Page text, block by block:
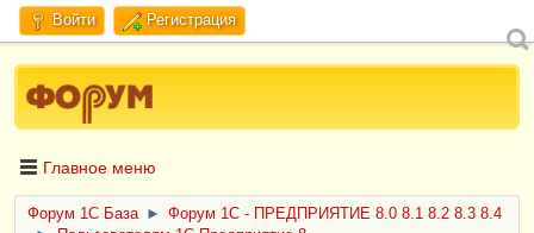
Войти Регистрация
Главное меню
Форум 1C База ►
Форум 1С - ПРЕДПРИЯТИЕ 8.0 8.1 8.2 8.3 8.4